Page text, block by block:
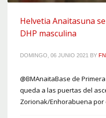
Helvetia Anaitasuna
DHP masculina
DOMINGO, 06 JUNIO 2021 BY
@BMAnaitaBase de
queda a las puertas del
Zorionak/Enhorabuena